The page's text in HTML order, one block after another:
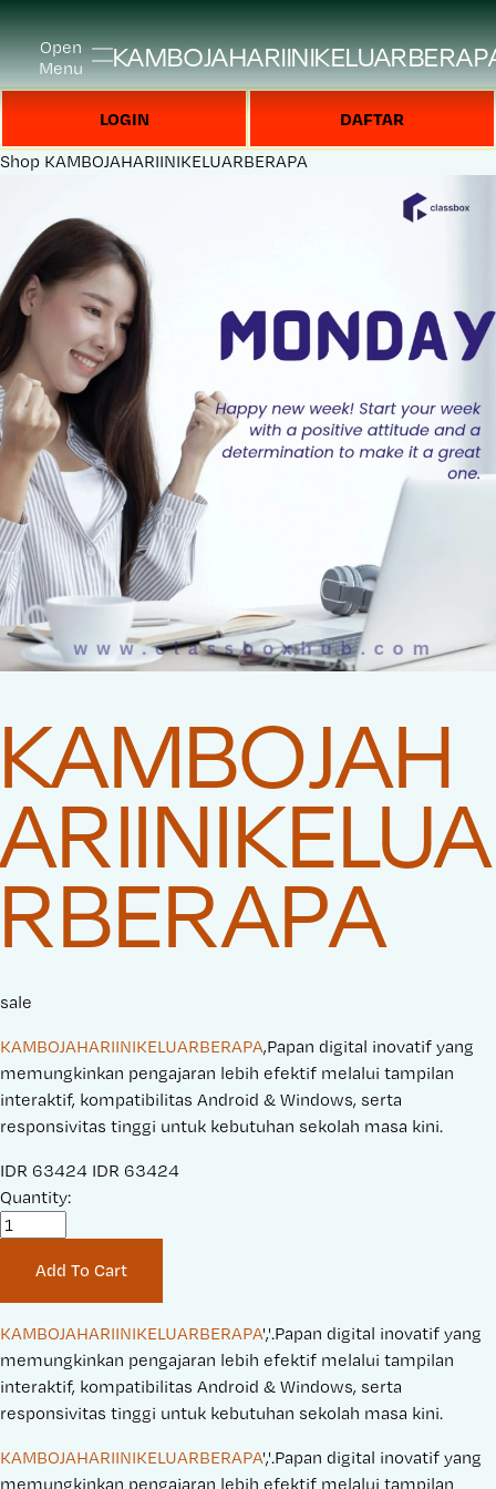
Open
Menu
LOGIN DAFTAR
Shop KAMBOJAHARIINIKELUARBERAPA
KAMBOJAH
ARIINIKELUA
RBERAPA
sale
KAMBOJAHARIINIKELUARBERAPA,Papan digital inovatif yang
memungkinkan pengajaran lebih efektif melalui tampilan
interaktif, kompatibilitas Android & Windows, serta
responsivitas tinggi untuk kebutuhan sekolah masa kini.
S
a
r
i
c
e
:
IDR 63424 O
i
n
a
l
P
r
c
IDR 63424
Quantity:
Add To Cart
KAMBOJAHARIINIKELUARBERAPA','.Papan digital inovatif yang
memungkinkan pengajaran lebih efektif melalui tampilan
interaktif, kompatibilitas Android & Windows, serta
responsivitas tinggi untuk kebutuhan sekolah masa kini.
KAMBOJAHARIINIKELUARBERAPA','.Papan digital inovatif yang
memungkinkan pengajaran lebih efektif melalui tampilan